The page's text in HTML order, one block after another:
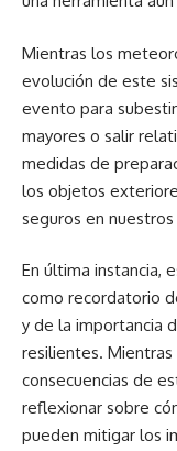
Mientras los
evolución de este
evento para
mayores o salir
medidas de
los objetos
seguros en
En última instancia,
como recordatorio
y de la importancia
resilientes.
consecuencias de
reflexionar sobre
pueden mitigar los